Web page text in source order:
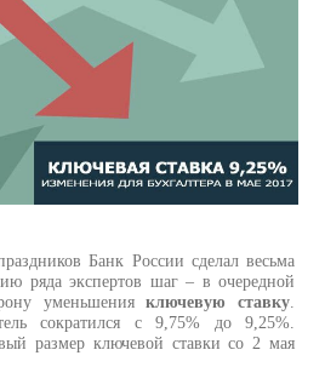
Банк России сделал весьма
ряда экспертов шаг – в очередной
уменьшенияключевую ставку
сократился с 9,75% до 9,25%.
размер ключевой ставки со 2 мая